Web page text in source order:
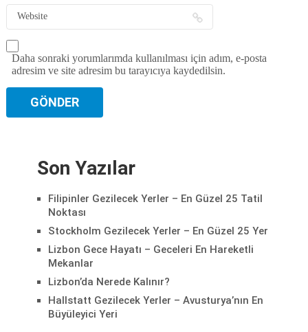
Daha sonraki yorumlarımda kullanılması için adım, e-posta
adresim ve site adresim bu tarayıcıya kaydedilsin.
Son Yazılar
Filipinler Gezilecek Yerler – En Güzel 25 Tatil
Noktası
Stockholm Gezilecek Yerler – En Güzel 25 Yer
Lizbon Gece Hayatı – Geceleri En Hareketli
Mekanlar
Lizbon’da Nerede Kalınır?
Hallstatt Gezilecek Yerler – Avusturya’nın En
Büyüleyici Yeri